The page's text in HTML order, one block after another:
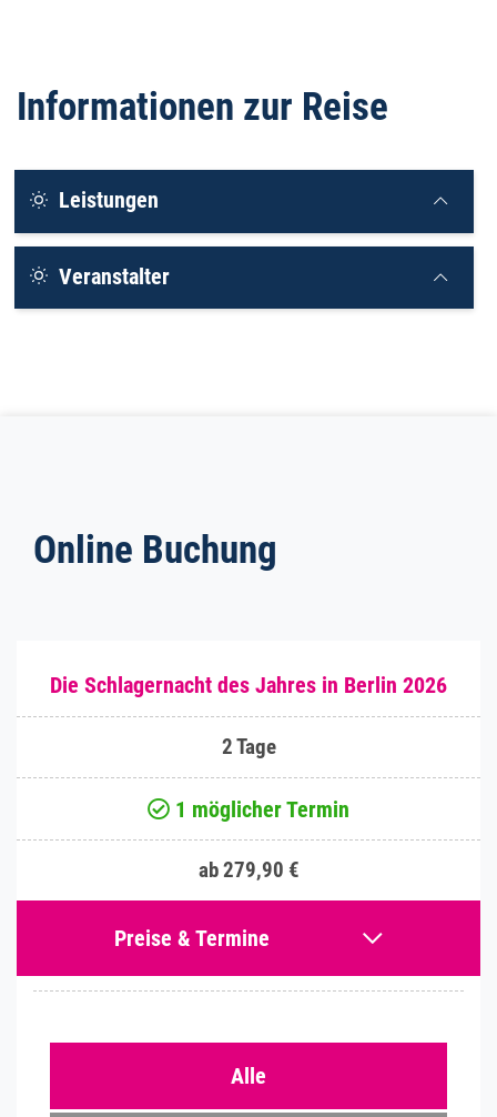
Informationen zur Reise
Leistungen
Veranstalter
Online Buchung
Die Schlagernacht des Jahres in Berlin 2026
2 Tage
1 möglicher Termin
ab 279,90 €
Preise & Termine
Alle